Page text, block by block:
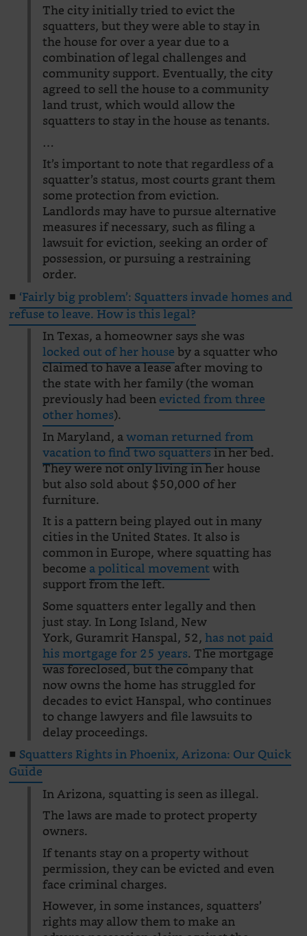
The city initially tried to evict the
squatters, but they were able to stay in
the house for over a year due to a
combination of legal challenges and
community support. Eventually, the city
agreed to sell the house to a community
land trust, which would allow the
squatters to stay in the house as tenants.
…
It’s important to note that regardless of a
squatter’s status, most courts grant them
some protection from eviction.
Landlords may have to pursue alternative
measures if necessary, such as filing a
lawsuit for eviction, seeking an order of
possession, or pursuing a restraining
order.
■ ‘Fairly big problem’: Squatters invade homes and
refuse to leave. How is this legal?
In Texas, a homeowner says she was
locked out of her houseby a squatter who
claimed to have a lease after moving to
the state with her family (the woman
previously had beenevicted from three
other homes).
In Maryland, awoman returned from
vacation to find two squattersin her bed.
They were not only living in her house
but also sold about $50,000 of her
furniture.
It is a pattern being played out in many
cities in the United States. It also is
common in Europe, where squatting has
become a political movementwith
support from the left.
Some squatters enter legally and then
just stay. In Long Island, New
York, Guramrit Hanspal, 52,has not paid
his mortgage for 25 years. The mortgage
was foreclosed, but the company that
now owns the home has struggled for
decades to evict Hanspal, who continues
to change lawyers and file lawsuits to
delay proceedings.
■ Squatters Rights in Phoenix, Arizona: Our Quick
Guide
In Arizona, squatting is seen as illegal.
The laws are made to protect property
owners.
If tenants stay on a property without
permission, they can be evicted and even
face criminal charges.
However, in some instances, squatters’
rights may allow them to make an